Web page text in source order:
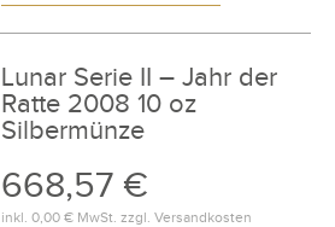
Lunar Serie II – Jahr der
Ratte 2008 10 oz
Silbermünze
668,57 €
inkl. 0,00 €MwSt. zzgl. Versandkosten